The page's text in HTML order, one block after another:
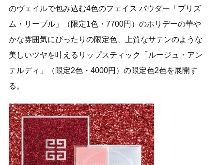
のヴェイルで包み込む4色のフェイス パウダー「プリズ
ム・リーブル」（限定1色・7700円）のホリデーの華や
かな雰囲気にぴったりの限定色、上質なサテンのような
美しいツヤを叶えるリップスティック「ルージュ・アン
テルディ」（限定2色・4000円）の限定色2色を展開す
る。